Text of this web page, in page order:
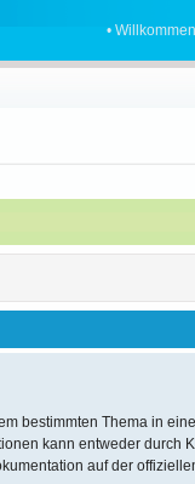
•
bestimmten Thema in
kann entweder durch
auf der